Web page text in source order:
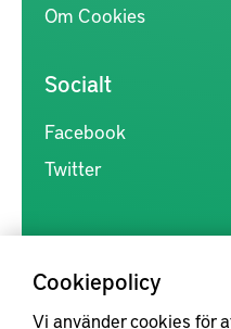
Cookiepolicy
Vi använder cookies för
Om Cookies
Socialt
Facebook
Twitter